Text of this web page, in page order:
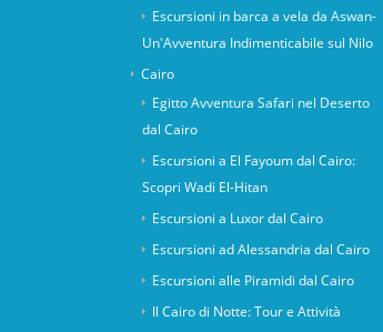
Escursioni in barca a vela da Aswan-
Un'Avventura Indimenticabile sul Nilo
Cairo
Egitto Avventura Safari nel Deserto
dal Cairo
Escursioni a El Fayoum dal Cairo:
Scopri Wadi El-Hitan
Escursioni a Luxor dal Cairo
Escursioni ad Alessandria dal Cairo
Escursioni alle Piramidi dal Cairo
Il Cairo di Notte: Tour e Attività